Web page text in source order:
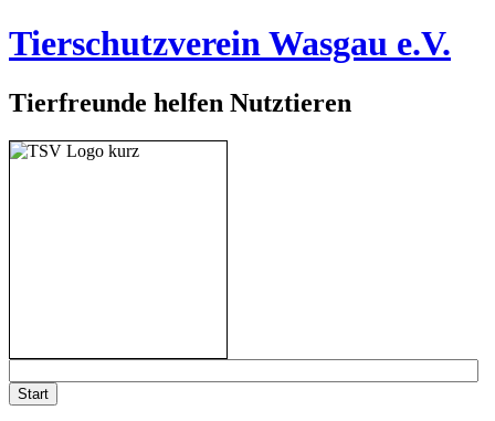
Tierschutzverein Wasgau e.V.
Tierfreunde helfen Nutztieren